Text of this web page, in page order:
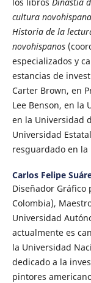
cultura
Historia de la
novohispanos
especializados y
estancias de
Carter Brown, en
Lee Benson, en la
en la Universidad
Universidad
resguardado en la
Carlos Felipe
Diseñador Gráfico
Colombia),
Universidad
actualmente es
la Universidad
dedicado a la
pintores